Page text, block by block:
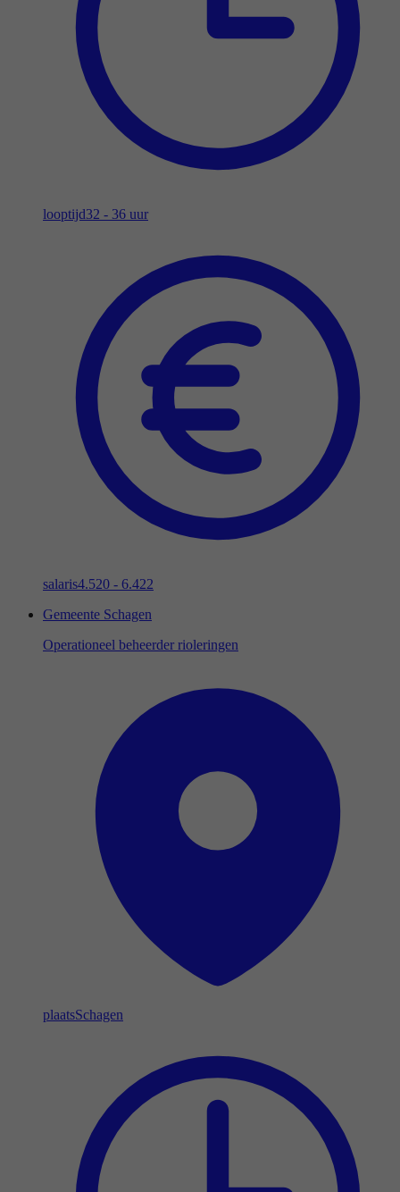
looptijd32 - 36 uur
salaris4.520 - 6.422
Gemeente Schagen
Operationeel beheerder rioleringen
plaatsSchagen